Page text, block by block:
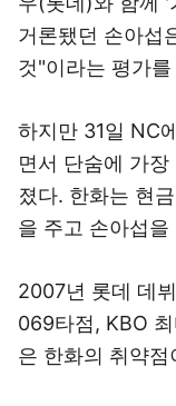
거론됐던 손아섭
것"이라는 평가
하지만 31일 NC
면서 단숨에 가
졌다. 한화는 현
을 주고 손아섭을
2007년 롯데 데
069타점, KBO
은 한화의 취약